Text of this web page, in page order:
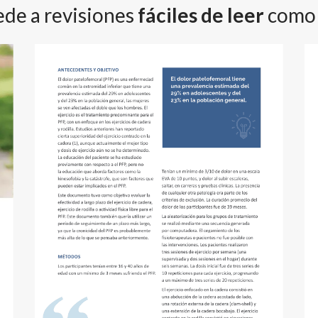
a revisiones fáciles de leer